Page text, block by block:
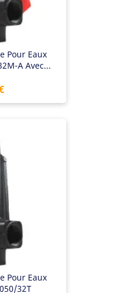
Pour Eaux
A Avec...
Pour Eaux
32T